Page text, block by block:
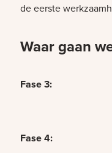
de eerste
Waar gaan
Fase 3:
Fase 4: